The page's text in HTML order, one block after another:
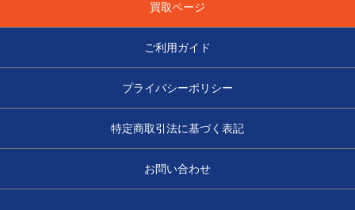
買取ページ
ご利用ガイド
プライバシーポリシー
特定商取引法に基づく表記
お問い合わせ